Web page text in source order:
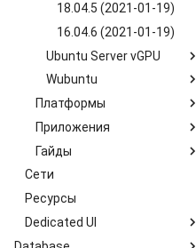
18.04.5 (2021-01-19)
16.04.6 (2021-01-19)
Ubuntu Server vGPU
24.04.1 vGPU 16.8 (2021-
11-06)
02-02)
18.04.5 vGPU 15.1 (2021-
Wubuntu
11.4.4 win11 (2024-05-
10)
Платформы
Kubernetes k3s-c10s
Kubernetes k3s-c9s
Приложения
Nextcloud
Гайды
Часто задаваемые
Как управлять файловой
системой Windows?
Сети
Ресурсы
Dedicated UI